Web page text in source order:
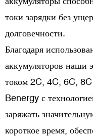
токи зарядки без
долговечности.
Благодаря
аккумуляторов наши
током 2C, 4C, 6C,
Benergy с
заряжать
короткое время,